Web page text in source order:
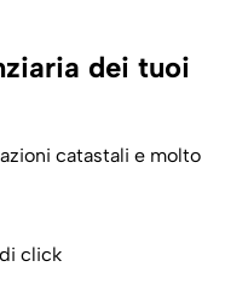
dei tuoi
catastali e molto
click